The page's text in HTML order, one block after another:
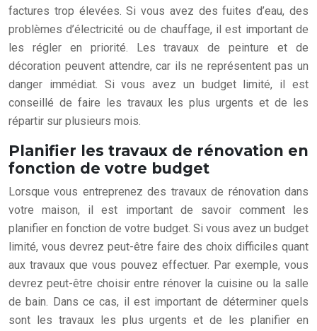
factures trop élevées. Si vous avez des fuites d’eau, des
problèmes d’électricité ou de chauffage, il est important de
les régler en priorité. Les travaux de peinture et de
décoration peuvent attendre, car ils ne représentent pas un
danger immédiat. Si vous avez un budget limité, il est
conseillé de faire les travaux les plus urgents et de les
répartir sur plusieurs mois.
Planifier les travaux de rénovation en
fonction de votre budget
Lorsque vous entreprenez des travaux de rénovation dans
votre maison, il est important de savoir comment les
planifier en fonction de votre budget. Si vous avez un budget
limité, vous devrez peut-être faire des choix difficiles quant
aux travaux que vous pouvez effectuer. Par exemple, vous
devrez peut-être choisir entre rénover la cuisine ou la salle
de bain. Dans ce cas, il est important de déterminer quels
sont les travaux les plus urgents et de les planifier en